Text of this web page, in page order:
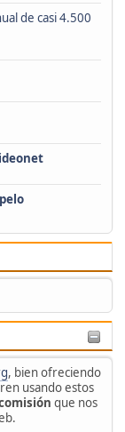
de casi 4.500
, bien ofreciendo
usando estos
que nos